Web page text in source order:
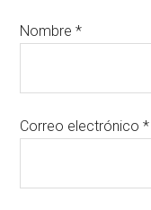
Nombre*
Correo electrónico*